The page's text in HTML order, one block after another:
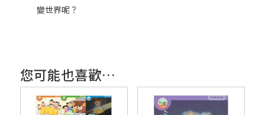
變世界呢？
您可能也喜歡…